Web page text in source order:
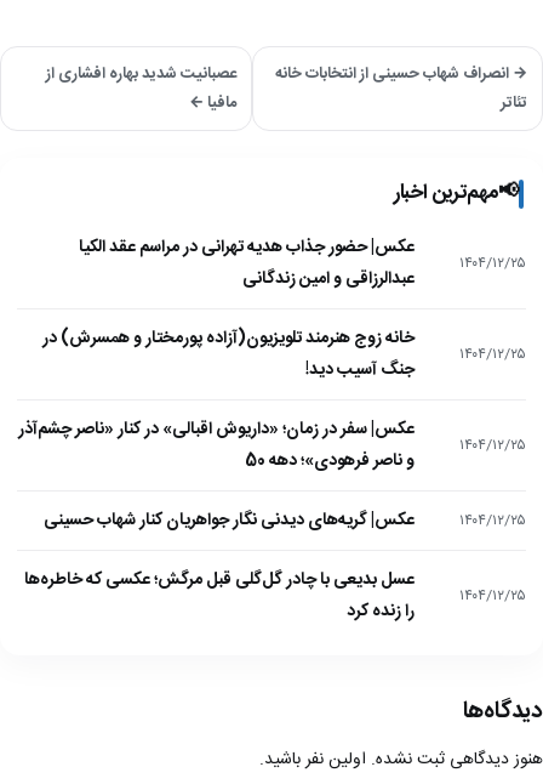
→ انصراف شهاب حسینی از انتخابات خانه
تئاتر
عصبانیت شدید بهاره افشاری از
مافیا ←
📢مهم‌ترین اخبار
۱۴۰۴/۱۲/۲۵
عکس| حضور جذاب هدیه تهرانی در مراسم عقد الکیا
عبدالرزاقی و امین زندگانی
۱۴۰۴/۱۲/۲۵
خانه زوج هنرمند تلویزیون(آزاده پورمختار و همسرش) در
جنگ آسیب دید!
۱۴۰۴/۱۲/۲۵
عکس| سفر در زمان؛ «داریوش اقبالی» در کنار «ناصر چشم‌آذر
و ناصر فرهودی»؛ دهه 50
۱۴۰۴/۱۲/۲۵ عکس| گریه‌های دیدنی نگار جواهریان کنار شهاب حسینی
۱۴۰۴/۱۲/۲۵
عسل بدیعی با چادر گل‌گلی قبل مرگش؛ عکسی که خاطره‌ها
را زنده کرد
دیدگاه‌ها
هنوز دیدگاهی ثبت نشده. اولین نفر باشید.